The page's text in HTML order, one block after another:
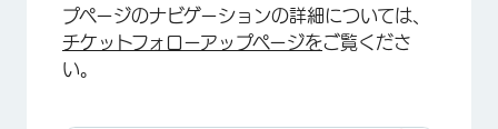
プページのナビゲーションの詳細については、
チケットフォローアップページをご覧くださ
い。